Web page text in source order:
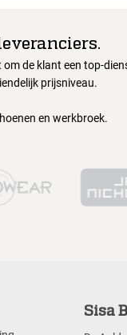
de klant een top-
prijsniveau.
en werkbroek.
Sisa